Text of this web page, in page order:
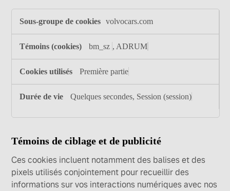
Témoins
volvocars.com
bm_sz , ADRUM
Première partie
Quelques secondes, Session (session)
Témoins de ciblage et de publicité
Ces cookies incluent notamment des balises et des
pixels utilisés conjointement pour recueillir des
informations sur vos interactions numériques avec nos